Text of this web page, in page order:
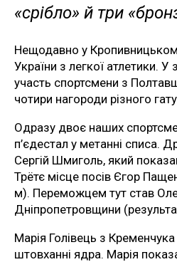
«срібло» й три
Нещодавно у
України з легкої атлетики. У
участь спортсмени з
чотири нагороди різного
Одразу двоє наших
п’єдестал у метанні списа.
Сергій Шмиголь, який
Трётє місце посів Єгор
м). Переможцем тут став
Дніпропетровщини
Марія Голівець з
штовханні ядра. Марія